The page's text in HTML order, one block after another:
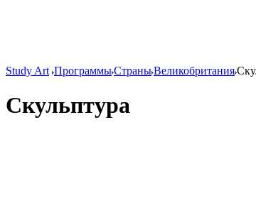
Study Art ПрограммыСтраныВеликобритания
Скульптура